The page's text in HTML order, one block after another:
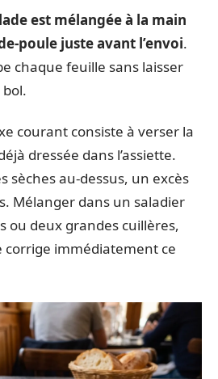
est mélangée à la main
poule juste avant l’envoi.
chaque feuille sans laisser
courant consiste à verser la
dressée dans l’assiette.
sèches au-dessus, un excès
Mélanger dans un saladier
ou deux grandes cuillères,
corrige immédiatement ce